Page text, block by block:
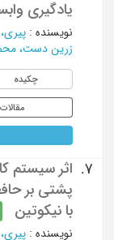
یادگیری
نویسنده :
زرین دست،
چکیده
7.
پشتی بر
با نیکوتین
نویسنده :